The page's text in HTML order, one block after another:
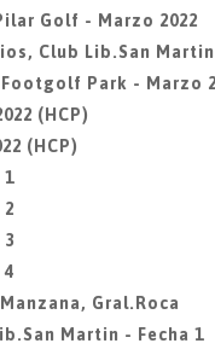
Golf - Marzo 2022
Club Lib.San Martin
Park - Marzo
(HCP)
(HCP)
1
2
3
4
Gral.Roca
Martin - Fecha 1